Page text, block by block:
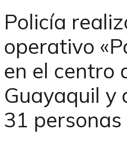
Policía
operativo
en el centro
Guayaquil y
31 personas